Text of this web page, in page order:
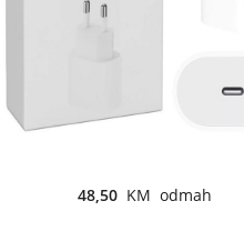
48,50 KM odmah